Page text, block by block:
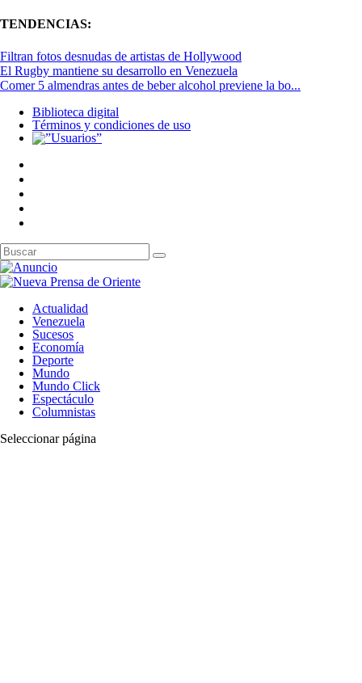
TENDENCIAS:
Filtran fotos desnudas de artistas de Hollywood
El Rugby mantiene su desarrollo en Venezuela
Comer 5 almendras antes de beber alcohol previene la bo...
Biblioteca digital
Términos y condiciones de uso
Actualidad
Venezuela
Sucesos
Economía
Deporte
Mundo
Mundo Click
Espectáculo
Columnistas
Seleccionar página